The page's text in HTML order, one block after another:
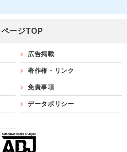
ページTOP
広告掲載
著作権・リンク
免責事項
データポリシー